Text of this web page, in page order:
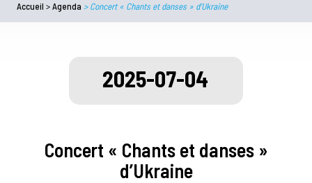
Accueil >Agenda >Concert « Chants et danses » d’Ukraine
2025-07-04
Concert « Chants et danses »
d’Ukraine